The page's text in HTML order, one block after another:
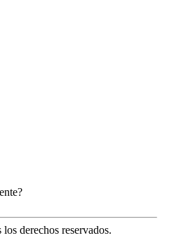
los derechos reservados.